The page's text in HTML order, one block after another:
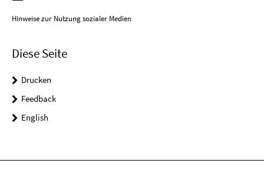
Hinweise zur Nutzung sozialer Medien
Diese Seite
Drucken
Feedback
English